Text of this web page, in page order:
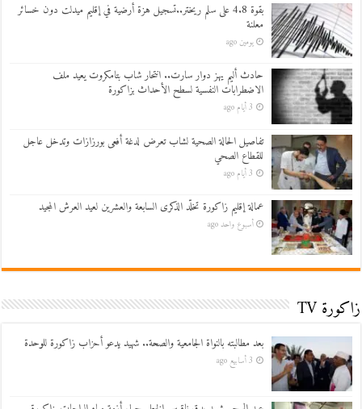
بقوة 4.8 على سلم ريختر..تسجيل هزة أرضية في إقليم ميدلت دون خسائر
معلنة
يومين ago
حادث أليم يهز دوار سارت.. انتحار شاب بتامكروت يعيد ملف
الاضطرابات النفسية لسطح الأحداث بزاكورة
3 أيام ago
تفاصيل الحالة الصحية لشاب تعرض لدغة أفعى بورزازات وتدخل عاجل
للقطاع الصحي
3 أيام ago
عمالة إقليم زاكورة تخلّد الذكرى السابعة والعشرين لعيد العرش المجيد
أسبوع واحد ago
زاكورة TV
بعد مطالبته بالنواة الجامعية والصحة.. شهيد يدعو أحزاب زاكورة للوحدة
3 أسابيع ago